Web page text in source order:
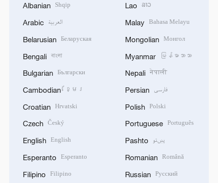
Albanian Shqip
Arabic العربية
Belarusian Беларуская
Bengali বাংলা
Bulgarian Български
Cambodian ខ្មែរ
Croatian Hrvatski
Czech Český
English English
Esperanto Esperanto
Filipino Filipino
Lao ລາວ
Malay Bahasa Melayu
Mongolian Монгол
Myanmar မြန်မာဘာသာ
Nepali नेपाली
Persian فارسی
Polish Polski
Portuguese Português
Pashto پښتو
Romanian Română
Russian Русский